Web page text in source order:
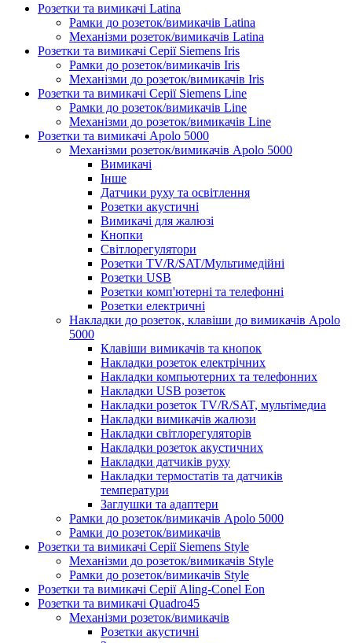
Розетки та вимикачі Latina
Рамки до розеток/вимикачів Latina
Механізми розеток/вимикачів Latina
Розетки та вимикачі Серії Siemens Iris
Рамки до розеток/вимикачів Iris
Механізми до розеток/вимикачів Iris
Розетки та вимикачі Серії Siemens Line
Рамки до розеток/вимикачів Line
Механізми до розеток/вимикачів Line
Розетки та вимикачі Apolo 5000
Механізми розеток/вимикачів Apolo 5000
Вимикачі
Інше
Датчики руху та освітлення
Розетки акустичні
Вимикачі для жалюзі
Кнопки
Світлорегулятори
Розетки TV/R/SAT/Мультимедійні
Розетки USB
Розетки комп'ютерні та телефонні
Розетки електричні
Накладки до розеток, клавіши до вимикачів Apolo
5000
Клавіши вимикачів та кнопок
Накладки розеток електрічних
Накладки компьютерних та телефонних
Накладки USB розеток
Накладки розеток TV/R/SAT, мультімедиа
Накладки вимикачів жалюзи
Накладки світлорегуляторів
Накладки розеток акустичних
Накладки датчиків руху
Накладки термостатів та датчиків
температури
Заглушки та адаптери
Рамки до розеток/вимикачів Apolo 5000
Рамки до розеток/вимикачів
Розетки та вимикачі Серії Siemens Style
Механізми до розеток/вимикачів Style
Рамки до розеток/вимикачів Style
Розетки та вимикачі Серії Aling-Conel Eon
Розетки та вимикачі Quadro45
Механізми розеток/вимикачів
Розетки акустичні